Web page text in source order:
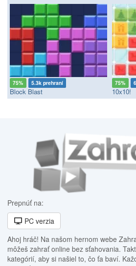
75% 5.3k prehraní
Block Blast
75%
10x10!
Prepnúť na:
PC verzia
Ahoj hráč! Na našom hernom webe
môžeš zahrať online bez sťahovania.
kategórií, aby si našiel to, čo ťa baví.